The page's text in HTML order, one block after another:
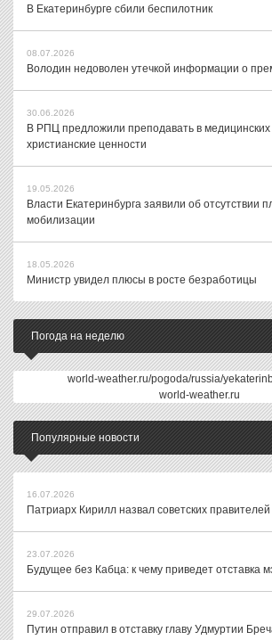
В Екатеринбурге сбили беспилотник
08.07.2026
Володин недоволен утечкой информации о
30.06.2026
В РПЦ предложили преподавать в медицинских
христианские ценности
19.05.2026
Власти Екатеринбурга заявили об отсутствии
мобилизации
18.05.2026
Министр увидел плюсы в росте безработицы
Погода на неделю
world-weather.ru/pogoda/russia/
world-weather.ru
Популярные новости
16.07.2026
Патриарх Кирилл назвал советских
23.07.2026
Будущее без Кабца: к чему приведет отставка
29.07.2026
Путин отправил в отставку главу Удмуртии